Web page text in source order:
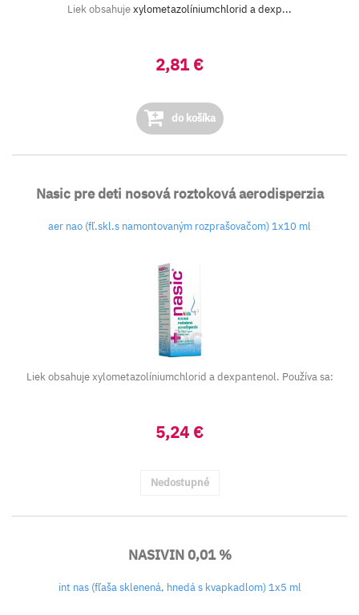
Liek obsahujexylometazolíniumchlorid a dexp...
2,81 €
do košíka
Nasic pre deti nosová roztoková aerodisperzia
aer nao (fľ.skl.s namontovaným rozprašovačom) 1x10 ml
Liek obsahuje xylometazolíniumchlorid a dexpantenol. Používa sa:
5,24 €
Nedostupné
NASIVIN 0,01 %
int nas (fľaša sklenená, hnedá s kvapkadlom) 1x5 ml